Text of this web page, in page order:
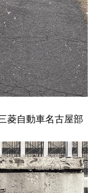
菱自動車名古屋部